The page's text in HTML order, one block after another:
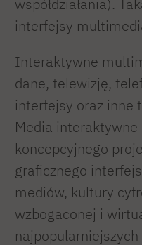
współdziałania).
interfejsy
Interaktywne
dane, telewizję,
interfejsy oraz inne
Media interaktywne
koncepcyjnego
graficznego
mediów, kultury
wzbogaconej i